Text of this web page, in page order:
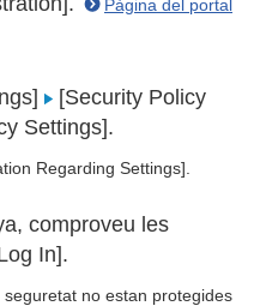
Pàgina del portal
[Security Policy
Settings].
Regarding Settings].
comproveu les
In].
no estan protegides